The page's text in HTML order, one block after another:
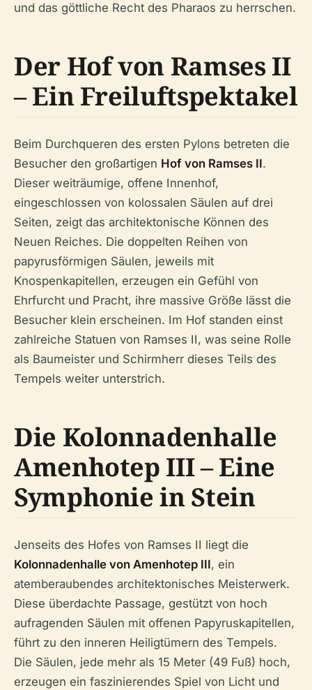
und das göttliche Recht des Pharaos zu herrschen.
Der Hof von Ramses II
– Ein Freiluftspektakel
Beim Durchqueren des ersten Pylons betreten die
Besucher den großartigen Hof von Ramses II.
Dieser weiträumige, offene Innenhof,
eingeschlossen von kolossalen Säulen auf drei
Seiten, zeigt das architektonische Können des
Neuen Reiches. Die doppelten Reihen von
papyrusförmigen Säulen, jeweils mit
Knospenkapitellen, erzeugen ein Gefühl von
Ehrfurcht und Pracht, ihre massive Größe lässt die
Besucher klein erscheinen. Im Hof standen einst
zahlreiche Statuen von Ramses II, was seine Rolle
als Baumeister und Schirmherr dieses Teils des
Tempels weiter unterstrich.
Die Kolonnadenhalle
Amenhotep III – Eine
Symphonie in Stein
Jenseits des Hofes von Ramses II liegt die
Kolonnadenhalle von Amenhotep III, ein
atemberaubendes architektonisches Meisterwerk.
Diese überdachte Passage, gestützt von hoch
aufragenden Säulen mit offenen Papyruskapitellen,
führt zu den inneren Heiligtümern des Tempels.
Die Säulen, jede mehr als 15 Meter (49 Fuß) hoch,
erzeugen ein faszinierendes Spiel von Licht und